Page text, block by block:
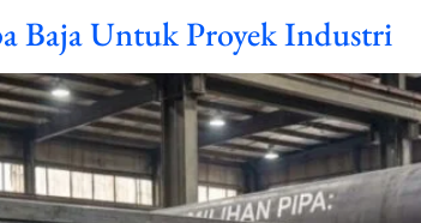
Baja Untuk Proyek Industri